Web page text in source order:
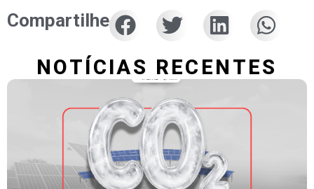
Compartilhe
NOTÍCIAS RECENTES